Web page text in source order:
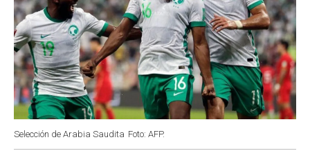
Selección de Arabia Saudita Foto: AFP.